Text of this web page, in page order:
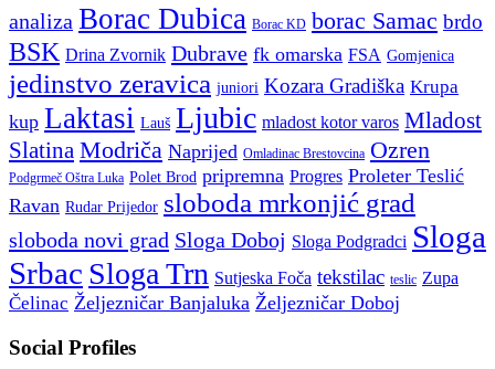
analiza Borac Dubica Borac KD borac Samac brdo
BSK Drina Zvornik Dubrave fk omarska FSA Gomjenica
jedinstvo zeravica juniori Kozara Gradiška Krupa
kup Laktasi Lauš Ljubic mladost kotor varos Mladost
Slatina Modriča Naprijed Omladinac Brestovcina Ozren
Podgrmeč Oštra Luka Polet Brod pripremna Progres Proleter Teslić
Ravan Rudar Prijedor sloboda mrkonjić grad
sloboda novi grad Sloga Doboj Sloga Podgradci Sloga
Srbac Sloga Trn Sutjeska Foča tekstilac teslic Zupa
Čelinac Željezničar Banjaluka Željezničar Doboj
Social Profiles